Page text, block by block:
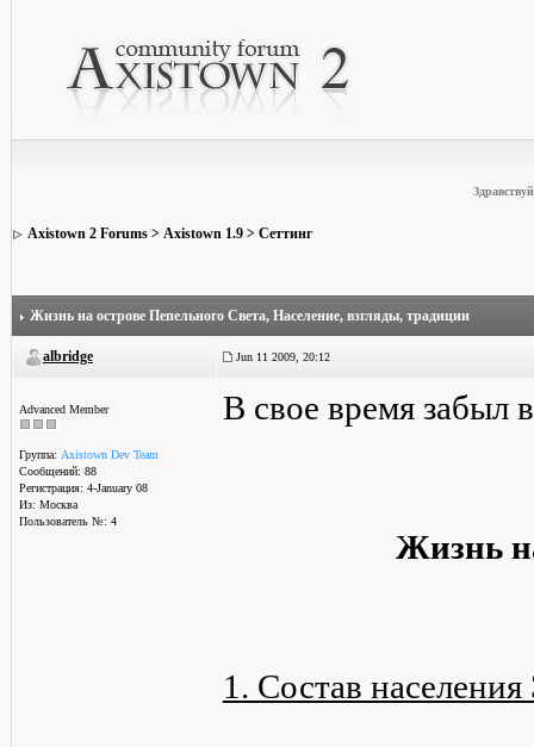
Axistown 2 Forums> Axistown 1.9> Сеттинг
Жизнь на острове Пепельного Света, Население, взгляды, традиции
albridge Jun 11 2009, 20:12
Advanced Member
Группа: Axistown Dev Team
Сообщений: 88
Регистрация: 4-January 08
Из: Москва
Пользователь №: 4
В свое время забыл
Жизнь
1. Состав населения